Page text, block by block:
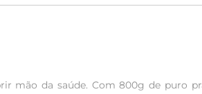
mão da saúde. Com 800g de puro